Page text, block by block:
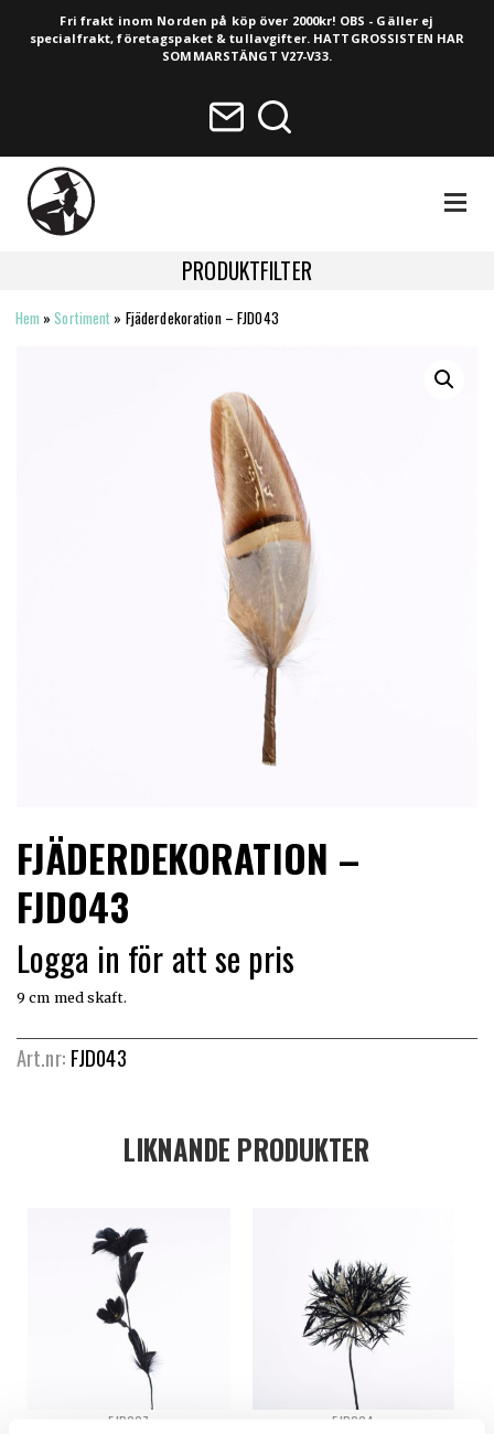
Fri frakt inom Norden på köp över 2000kr! OBS - Gäller ej
specialfrakt, företagspaket & tullavgifter. HATTGROSSISTEN HAR
SOMMARSTÄNGT V27-V33.
PRODUKTFILTER
HELA SORTIMENTET
VINTAGE
LIMITERADE
UTGÅENDE
Hem »Sortiment » Fjäderdekoration – FJD043
FJÄDERDEKORATION –
FJD043
Logga in för att se pris
9 cm med skaft.
Art.nr: FJD043
LIKNANDE PRODUKTER
FJB007 FJB004